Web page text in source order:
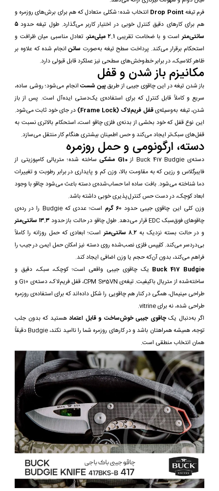
فرم تیغه Drop Point انتخاب شده؛ شکلی متعادل که هم برای برش‌های روزمره و
هم برای کارهای دقیق کنترل خوبی در اختیار کاربر می‌گذارد. طول تیغه حدود ۵
سانتی‌متراست و با ضخامت تقریبی۲.۱ میلی‌متر
، تعادل مناسبی میان ظرافت و
استحکام برقرار می‌کند. پرداخت سطح تیغه به‌صورت ساتنانجام شده که علاوه بر
ظاهر کلاسیک، در برابر خط‌وخش‌های سطحی نیز عملکرد قابل قبولی دارد.
مکانیزم باز شدن و قفل
باز شدن تیغه در این چاقوی جیبی از طریقپین شست انجام می‌شود؛ روشی ساده،
سریع و کاملاً قابل کنترل که برای استفاده‌ی یک‌دستی ایده‌آل است. پس از باز
شدن، تیغه به‌وسیله‌یقفل فریم‌لاک (Frame Lock)
در جای خود ثابت می‌شود.
این نوع قفل که خود بخشی از بدنه‌ی فلزی چاقو است، استحکام بالاتری نسبت به
قفل‌های سبک‌تر ایجاد می‌کند و حس اطمینان بیشتری هنگام کار منتقل می‌سازد.
دسته، ارگونومی و حمل روزمره
دسته‌ی Buck 417 Budgie از G10 مشکی
ساخته شده؛ متریالی کامپوزیتی از
فایبرگلاس و رزین که به مقاومت بالا، وزن کم و پایداری در برابر رطوبت و تغییرات
دما شناخته می‌شود. بافت ساده اما حساب‌شده‌ی دسته باعث می‌شود چاقو با وجود
ابعاد کوچک، در دست حس کنترل‌پذیری خوبی داشته باشد.
وزن کلی این چاقوی جیبی حدود ۶۰ گرم
است؛ عددی که Budgie را در رده‌ی
چاقوهای فوق‌سبک EDC قرار می‌دهد. طول چاقو در حالت باز حدود
۱۳.۳ سانتی‌متر
و در حالت بسته نزدیک به ۸.۲ سانتی‌متر
است؛ ابعادی که حمل روزانه را کاملاً
بی‌دردسر می‌کند. کلیپس فلزی نصب‌شده روی دسته نیز امکان حمل ایمن در جیب را
فراهم می‌کند، بدون آن‌که حجم یا وزن اضافی ایجاد کند.
Buck 417 Budgie یک چاقوی جیبی واقعی است؛ کوچک، سبک، دقیق و
ساخته‌شده از متریال باکیفیت. تیغه‌ی CPM S35VN، قفل فریم‌لاک، دسته‌ی G10 و
طراحی مینیمال، همگی در کنار هم چاقویی را شکل داده‌اند که برای استفاده‌ی روزمره
طراحی شده، نه برای vitrine.
اگر به‌دنبال یکچاقوی جیبی خوش‌ساخت و قابل اعتماد هستید که بدون جلب
توجه، همیشه همراهتان باشد و در کارهای روزمره شما را ناامید نکند، Budgie دقیقاً
همان انتخاب منطقی است.